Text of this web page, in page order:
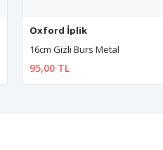
Oxford İplik
16cm Gizli Burs Metal
95,00 TL